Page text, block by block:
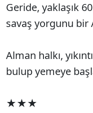
Geride, yaklaşık
savaş yorgunu bir
Alman halkı,
bulup yemeye
★★★